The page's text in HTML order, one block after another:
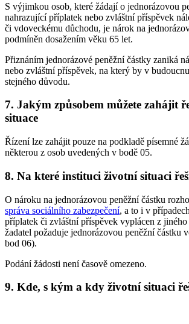
S výjimkou osob, které žádají o jednorázovou
nahrazující příplatek nebo zvláštní příspěvek
či vdoveckému důchodu, je nárok na
podmíněn dosažením věku 65 let.
Přiznáním jednorázové peněžní částky zaniká
nebo zvláštní příspěvek, na který by v
stejného důvodu.
7. Jakým způsobem můžete zahájit
situace
Řízení lze zahájit pouze na podkladě písemné
některou z osob uvedených v bodě 05.
8. Na které instituci životní situaci
O nároku na jednorázovou peněžní částku
správa sociálního zabezpečení, a to i v
příplatek či zvláštní příspěvek vyplácen z
žadatel požaduje jednorázovou peněžní
bod 06).
Podání žádosti není časově omezeno.
9. Kde, s kým a kdy životní situaci